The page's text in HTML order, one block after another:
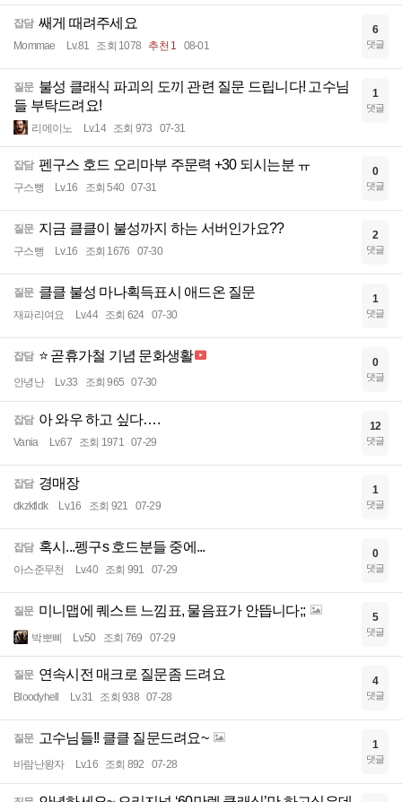
잡담 쌔게 때려주세요
Mommae Lv.81 조회 1078 추천 1 08-01
6
댓글
질문 불성 클래식 파괴의 도끼 관련 질문 드립니다! 고수님
들 부탁드려요!
리메이노 Lv.14 조회 973 07-31
1
댓글
잡담 펜구스 호드 오리마부 주문력 +30 되시는분 ㅠ
구스뻥 Lv.16 조회 540 07-31
0
댓글
질문 지금 클클이 불성까지 하는 서버인가요??
구스뻥 Lv.16 조회 1676 07-30
2
댓글
질문 클클 불성 마나획득표시 애드온 질문
재파리여요 Lv.44 조회 624 07-30
1
댓글
잡담 ⭐ 곧휴가철 기념 문화생활
안녕난 Lv.33 조회 965 07-30
0
댓글
잡담 아 와우 하고 싶다….
Vania Lv.67 조회 1971 07-29
12
댓글
잡담 경매장
dkzktldk Lv.16 조회 921 07-29
1
댓글
잡담 혹시...펭구s 호드분들 중에...
아스준무천 Lv.40 조회 991 07-29
0
댓글
질문 미니맵에 퀘스트 느낌표, 물음표가 안뜹니다;;
박뽀삐 Lv.50 조회 769 07-29
5
댓글
질문 연속시전 매크로 질문좀 드려요
Bloodyhell Lv.31 조회 938 07-28
4
댓글
질문 고수님들!! 클클 질문드려요~
바람난왕자 Lv.16 조회 892 07-28
1
댓글